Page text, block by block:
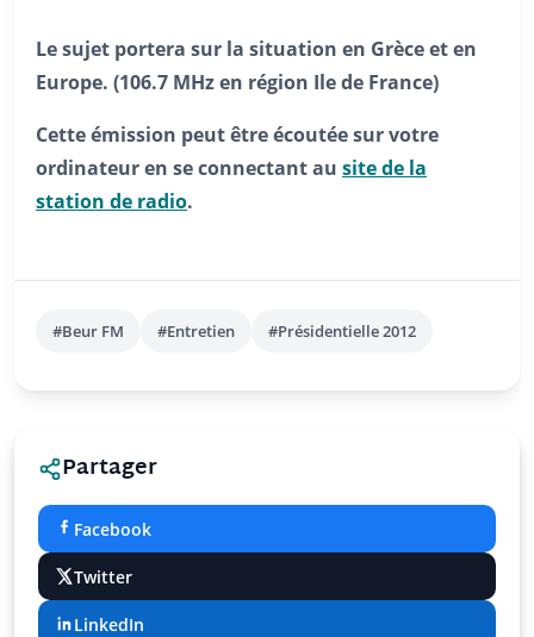
Le sujet portera sur la situation en Grèce et en
Europe. (106.7 MHz en région Ile de France)
Cette émission peut être écoutée sur votre
ordinateur en se connectant au site de la
station de radio.
#Beur FM #Entretien #Présidentielle 2012
Partager
Facebook
Twitter
LinkedIn